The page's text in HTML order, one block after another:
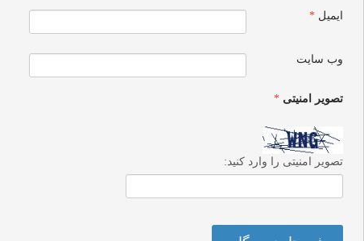
ایمیل*
وب‌ سایت
تصویر امنیتی*
تصویر امنیتی را وارد کنید: